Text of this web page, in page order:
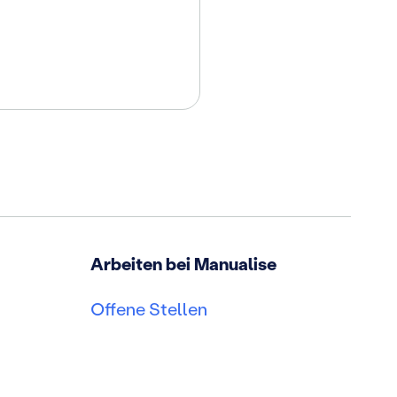
Arbeiten bei Manualise
Offene Stellen